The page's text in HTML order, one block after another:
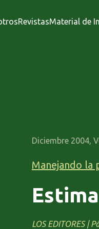
RevistasMaterial de
Diciembre 2004,
Manejando la
LOS EDITORES |